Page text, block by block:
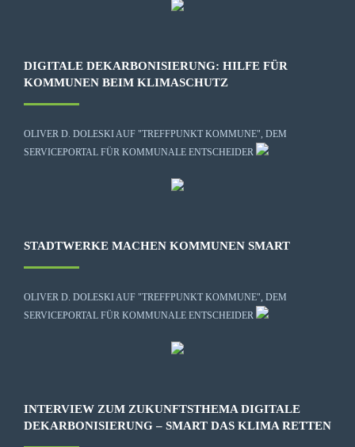
DIGITALE DEKARBONISIERUNG: HILFE FÜR
KOMMUNEN BEIM KLIMASCHUTZ
OLIVER D. DOLESKI AUF "TREFFPUNKT KOMMUNE", DEM
SERVICEPORTAL FÜR KOMMUNALE ENTSCHEIDER
STADTWERKE MACHEN KOMMUNEN SMART
OLIVER D. DOLESKI AUF "TREFFPUNKT KOMMUNE", DEM
SERVICEPORTAL FÜR KOMMUNALE ENTSCHEIDER
INTERVIEW ZUM ZUKUNFTSTHEMA DIGITALE
DEKARBONISIERUNG – SMART DAS KLIMA RETTEN